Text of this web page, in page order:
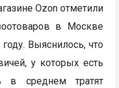
Ozon отметили
в Москве
Выяснилось, что
у которых есть
в среднем тратят